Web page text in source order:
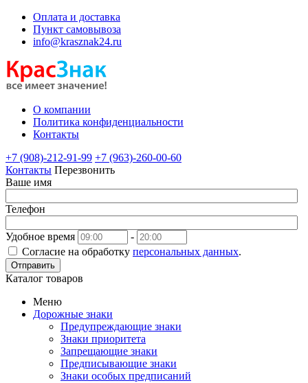
Оплата и доставка
Пункт самовывоза
info@krasznak24.ru
О компании
Политика конфиденциальности
Контакты
+7 (908)-212-91-99 +7 (963)-260-00-60
Контакты Перезвонить
Ваше имя
Телефон
Удобное время
-
Согласие на обработку персональных данных.
Отправить
Каталог товаров
Меню
Дорожные знаки
Предупреждающие знаки
Знаки приоритета
Запрещающие знаки
Предписывающие знаки
Знаки особых предписаний